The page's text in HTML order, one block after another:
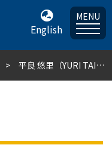
English
MENU
平良 悠里（YURI TAIRA）